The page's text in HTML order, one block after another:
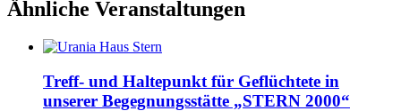
Ähnliche Veranstaltungen
Treff- und Haltepunkt für Geflüchtete in
unserer Begegnungsstätte „STERN 2000“